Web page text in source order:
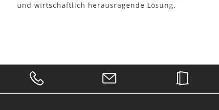
und wirtschaftlich herausragende Lösung.